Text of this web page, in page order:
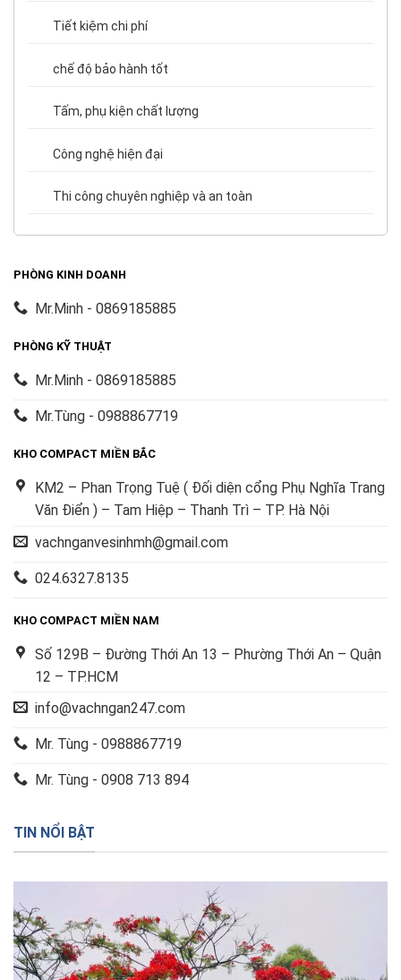
Tiết kiệm chi phí
chế độ bảo hành tốt
Tấm, phụ kiện chất lượng
Công nghệ hiện đại
Thi công chuyên nghiệp và an toàn
PHÒNG KINH DOANH
Mr.Minh - 0869185885
PHÒNG KỸ THUẬT
Mr.Minh - 0869185885
Mr.Tùng - 0988867719
KHO COMPACT MIỀN BẮC
KM2 – Phan Trọng Tuệ ( Đối diện cổng Phụ Nghĩa Trang
Văn Điển ) – Tam Hiệp – Thanh Trì – TP. Hà Nội
vachnganvesinhmh@gmail.com
024.6327.8135
KHO COMPACT MIỀN NAM
Số 129B – Đường Thới An 13 – Phường Thới An – Quận
12 – TP.HCM
info@vachngan247.com
Mr. Tùng - 0988867719
Mr. Tùng - 0908 713 894
TIN NỔI BẬT